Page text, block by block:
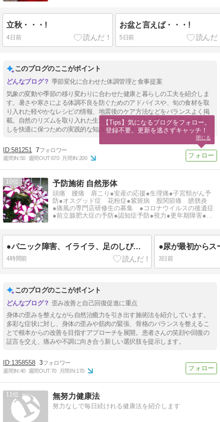
立秋・・・!
4日前
お盆と言えば・・・!
5日前
このブログのここがポイント
季節変化に合わせた体調管理と食事提案
気象の変動や季節の移り変わりに合わせた健康と暮らしの工夫を紹介しま
す。暑さや寒さによる体調不良を防ぐためのアドバイスや、旬の食材を取
り入れた軽やかなレシピの情報、地震後のケア方法などをバランスよく掲
載。自然のリズムを取り入れた生活に役立つヒントが満載で、日々の暮ら
しを快適に保つための実践的な知識を提案します。
581251 7
週間IN:50 週間OUT:670 月間IN:200
10 予防施術 自然形体
頭痛 腰痛 肩こり●安産の応援●生理痛●子宮頸がん予
防●オスグッド症 花粉症●紫斑病 股関節痛 膀胱炎
●痛風の専門店研修生の募集 ●コロナウイルスの後遺症
●前立腺肥大症の予防●認知症予防●視力●更年期障害●て
●パニック障害、イライラ、足のしびれ、背中の痛み、尿酸値が高い！閉所恐怖！頭部の浮腫み！
4時間前 3日前
このブログのここがポイント
歪み改善と自己回復促進に重点
身体の歪みを整えながら自然治癒力を引き出す施術法を紹介しています。
多彩な症状に対し、身体の歪みや筋肉の緊張、骨格のバランスを整えるこ
とで根本からの改善を目指すアプローチを展開。患者さんの笑顔や回復の
証言を交え、痛みや不調に向き合う新しい選択肢を提示します。
1358558 3
週間IN:40 週間OUT:70 月間IN:170
11 無努力健康法
努力なしで毎日続けれる健康法を紹介します
【Tips】気になるブログをフォロー。
登録不要。更新を逃さずキャッチ！
閉じる